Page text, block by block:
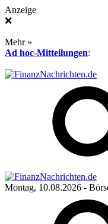
Anzeige
❌
Mehr »
Ad hoc-Mitteilungen:
Montag, 10.08.2026 -